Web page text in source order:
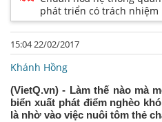
phát triển có trách nhiệm
15:04 22/02/2017
Khánh Hồng
(VietQ.vn) - Làm thế nào mà
biển xuất phát điểm nghèo
là nhờ vào việc nuôi tôm thẻ